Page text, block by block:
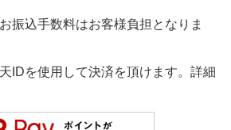
はお客様負担となりま
IDを使用して決済を頂けます。詳細